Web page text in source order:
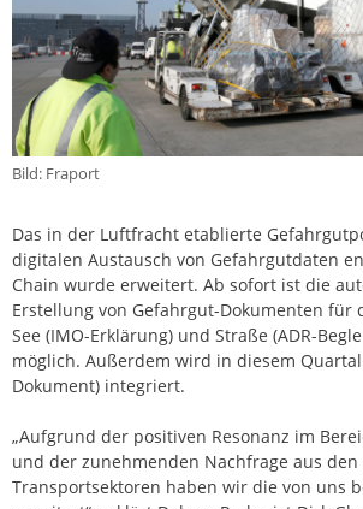
Bild: Fraport
Das in der Luftfracht etablierte
digitalen Austausch von Gefahrgutdaten
Chain wurde erweitert. Ab sofort ist die
Erstellung von Gefahrgut-Dokumenten für
See (IMO-Erklärung) und Straße (ADR-
möglich. Außerdem wird in diesem Quartal
Dokument) integriert.
„Aufgrund der positiven Resonanz im
und der zunehmenden Nachfrage aus den
Transportsektoren haben wir die von uns